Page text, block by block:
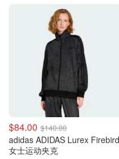
$84.00 $140.00
adidas ADIDAS Lurex Firebird
女士运动夹克